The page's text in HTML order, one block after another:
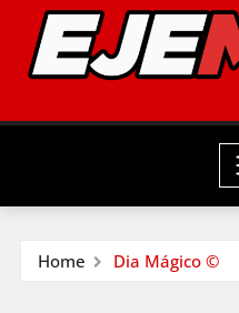
Home Dia Mágico ©